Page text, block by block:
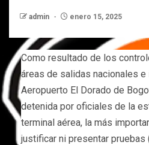
admin enero 15, 2025
Como resultado de los
áreas de salidas nacionales
Aeropuerto El Dorado de
detenida por oficiales de la
terminal aérea, la más
justificar ni presentar pruebas